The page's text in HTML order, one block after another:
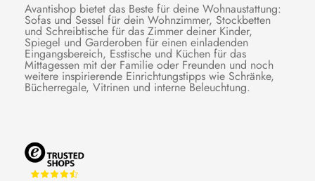
Avantishop bietet das Beste für deine Wohnaustattung:
Sofas und Sessel für dein Wohnzimmer, Stockbetten
und Schreibtische für das Zimmer deiner Kinder,
Spiegel und Garderoben für einen einladenden
Eingangsbereich, Esstische und Küchen für das
Mittagessen mit der Familie oder Freunden und noch
weitere inspirierende Einrichtungstipps wie Schränke,
Bücherregale, Vitrinen und interne Beleuchtung.